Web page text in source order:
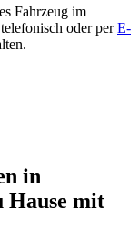
Fahrzeug im
oder perE-
in
Hause mit